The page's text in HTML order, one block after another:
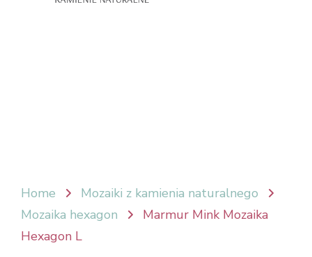
Home
Mozaiki z kamienia naturalnego
Mozaika hexagon
Marmur Mink Mozaika
Hexagon L